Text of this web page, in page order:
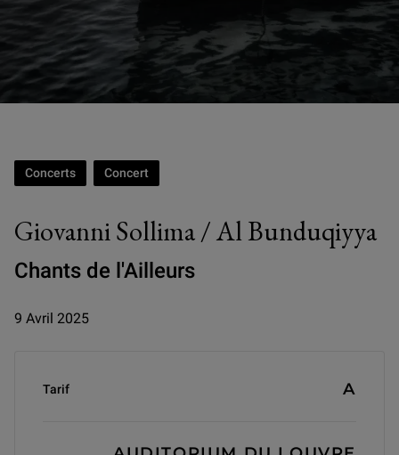
Giovanni Sollima / Al Bunduqiyya
Chants de l'Ailleurs
Concerts Concert
9 Avril 2025
Tarif
A